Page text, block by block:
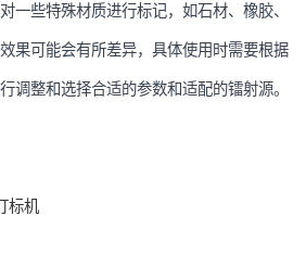
一些特殊材质进行标记，如石材、橡胶、
果可能会有所差异，具体使用时需要根据
调整和选择合适的参数和适配的镭射源。
标机